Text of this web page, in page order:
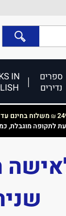
ספרים
נדירים
IN
₪משלוח בחינם
לתקופה מוגבלת,